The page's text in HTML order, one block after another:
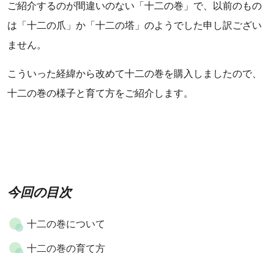
ご紹介するのが間違いのない「十二の巻」で、以前のもの
は「十二の爪」か「十二の塔」のようでした申し訳ござい
ません。
こういった経緯から改めて十二の巻を購入しましたので、
十二の巻の様子と育て方をご紹介します。
今回の目次
十二の巻について
十二の巻の育て方